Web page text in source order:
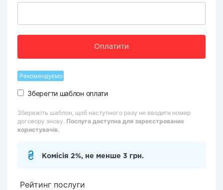
Оплатити
Рекомендуємо
Зберегти шаблон оплати
Збережіть шаблон, щоб наступного разу не вводити номер
договору знову. Послуга доступна для зареєстрованих
користувачів.
Комісія 2%, не менше 3 грн.
Рейтинг послуги